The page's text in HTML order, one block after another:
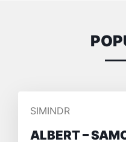
PŘIDAL/A
SIMINDR
ALBERT –